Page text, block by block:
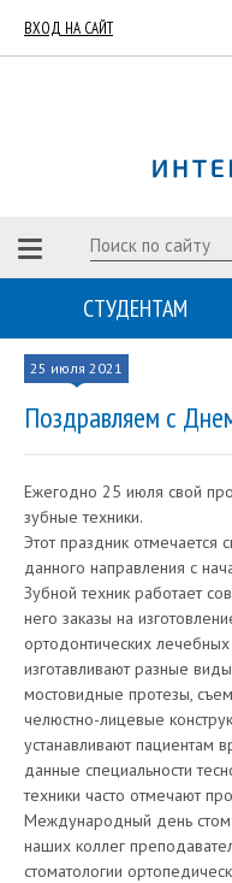
ВХОД НА САЙТ
СТУДЕНТАМ
25 июля 2021
Поздравляем с
Ежегодно 25 июля свой
зубные техники.
Этот праздник отмечается
данного направления с
Зубной техник работает
него заказы на
ортодонтических
изготавливают разные
мостовидные протезы,
челюстно-лицевые
устанавливают пациентам
данные специальности
техники часто отмечают
Международный день
наших коллег
стоматологии